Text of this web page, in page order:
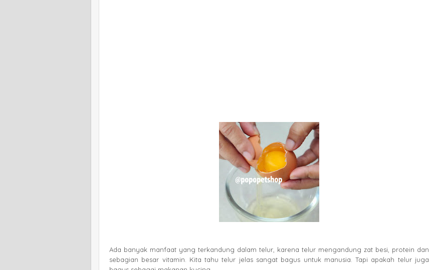
Ada banyak manfaat yang terkandung dalam telur, karena telur mengandung zat besi, protein dan
sebagian besar vitamin. Kita tahu telur jelas sangat bagus untuk manusia. Tapi apakah telur juga